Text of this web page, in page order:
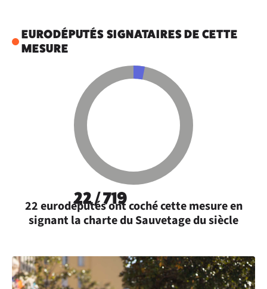
EURODÉPUTÉS SIGNATAIRES DE CETTE
MESURE
22 / 719
22 eurodéputés ont coché cette mesure en
signant la charte du Sauvetage du siècle